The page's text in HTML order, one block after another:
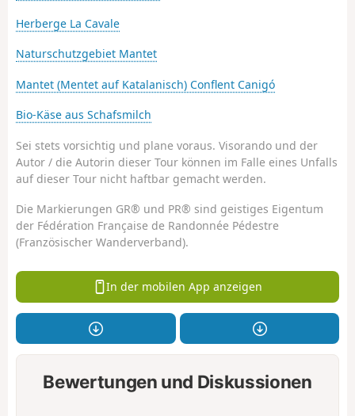
Herberge La Cavale
Naturschutzgebiet Mantet
Mantet (Mentet auf Katalanisch) Conflent Canigó
Bio-Käse aus Schafsmilch
Sei stets vorsichtig und plane voraus. Visorando und der
Autor / die Autorin dieser Tour können im Falle eines Unfalls
auf dieser Tour nicht haftbar gemacht werden.
Die Markierungen GR® und PR® sind geistiges Eigentum
der Fédération Française de Randonnée Pédestre
(Französischer Wanderverband).
In der mobilen App anzeigen
Bewertungen und Diskussionen